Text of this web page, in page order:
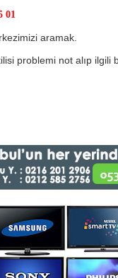
01
aramak.
problemi not alıp ilgili